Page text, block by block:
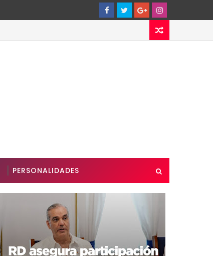
PERSONALIDADES